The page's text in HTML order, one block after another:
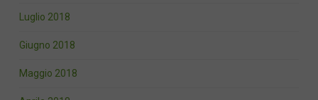
Luglio 2018
Giugno 2018
Maggio 2018